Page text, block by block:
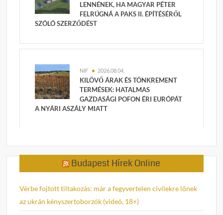
LENNÉNEK, HA MAGYAR PÉTER
FELRÚGNÁ A PAKS II. ÉPÍTÉSÉRŐL
SZÓLÓ SZERZŐDÉST
NIF 2026.08.04.
KILÖVŐ ÁRAK ÉS TÖNKREMENT
TERMÉSEK: HATALMAS
GAZDASÁGI POFON ÉRI EURÓPÁT
A NYÁRI ASZÁLY MIATT
Budapest Hírek Online
Vérbe fojtott tiltakozás: már a fegyvertelen civilekre lőnek
az ukrán kényszertoborzók (videó, 18+)